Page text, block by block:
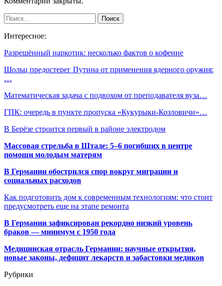
Интересное:
Разрешённый наркотик: несколько фактов о кофеине
Шольц предостерег Путина от применения ядерного оружия:
…
Математическая задача с подвохом от преподавателя вуза…
ГПК: очередь в пункте пропуска «Кукурыки-Козловичи»…
В Берёзе строится первый в районе электродом
Массовая стрельба в Штаде: 5–6 погибших в центре
помощи молодым матерям
В Германии обострился спор вокруг миграции и
социальных расходов
Как подготовить дом к современным технологиям: что стоит
предусмотреть еще на этапе ремонта
В Германии зафиксирован рекордно низкий уровень
браков — минимум с 1950 года
Медицинская отрасль Германии: научные открытия,
новые законы, дефицит лекарств и забастовки медиков
Рубрики